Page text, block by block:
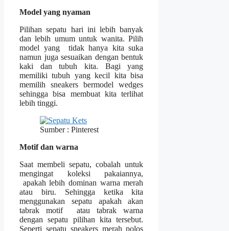
Model yang nyaman
Pilihan sepatu hari ini lebih banyak
dan lebih umum untuk wanita. Pilih
model yang tidak hanya kita suka
namun juga sesuaikan dengan bentuk
kaki dan tubuh kita. Bagi yang
memiliki tubuh yang kecil kita bisa
memilih sneakers bermodel wedges
sehingga bisa membuat kita terlihat
lebih tinggi.
Sumber : Pinterest
Motif dan warna
Saat membeli sepatu, cobalah untuk
mengingat koleksi pakaiannya,
apakah lebih dominan warna merah
atau biru. Sehingga ketika kita
menggunakan sepatu apakah akan
tabrak motif atau tabrak warna
dengan sepatu pilihan kita tersebut.
Seperti sepatu sneakers merah polos